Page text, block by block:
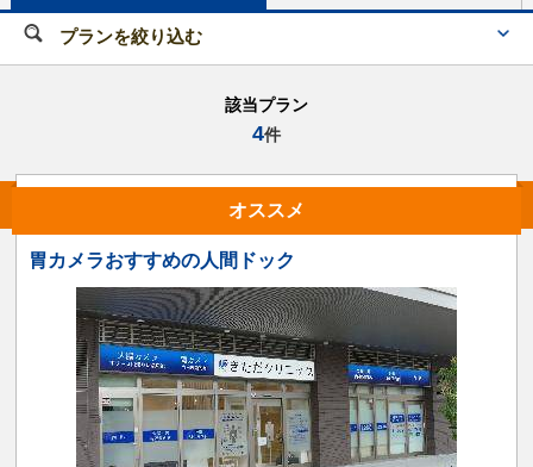
プランを絞り込む
該当プラン
4件
オススメ
胃カメラおすすめの人間ドック